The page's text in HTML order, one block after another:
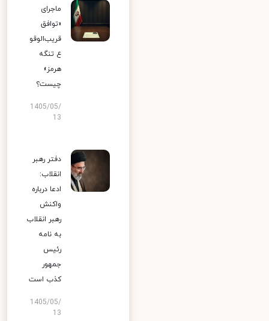
ماجرای
«توافق
قریب‌الوقو
ع تنگه
هرمز»
چیست؟
1405/05/
13
دفتر رهبر
انقلاب:
ادعا درباره
واکنش
رهبر انقلاب
به نامه
رئیس
جمهور
کذب است
1405/05/
13